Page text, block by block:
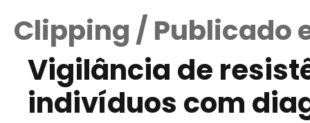
Clipping / Publicado
Vigilância de
indivíduos com